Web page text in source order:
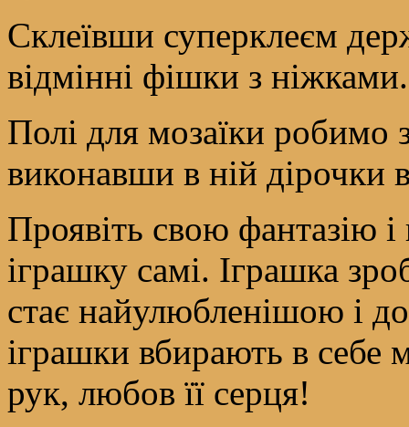
Склеївши суперклеєм
відмінні фішки з ніжками.
Полі для мозаїки робимо
виконавши в ній дірочки
Проявіть свою фантазію і
іграшку самі. Іграшка
стає найулюбленішою і
іграшки вбирають в себе
рук, любов її серця!